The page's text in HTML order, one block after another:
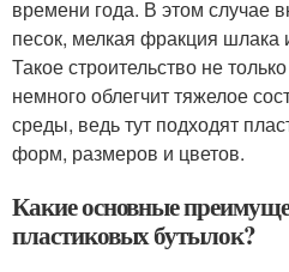
времени года. В этом случае
песок, мелкая фракция
Такое строительство не
немного облегчит тяжелое
среды, ведь тут подходят
форм, размеров и цветов.
Какие основные
пластиковых бутылок?